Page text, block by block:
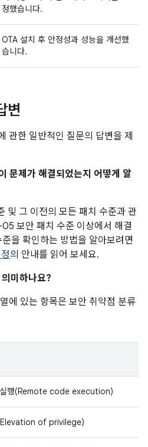
정했습니다.
OTA 설치 후 안정성과 성능을 개선했
습니다.
변
관한 일반적인 질문의 답변을 제
문제가 해결되었는지 어떻게 알
그 이전의 모든 패치 수준과 관
보안 패치 수준 이상에서 해결
을 확인하는 방법을 알아보려면
의 안내를 읽어 보세요.
미하나요?
에 있는 항목은 보안 취약점 분류
실행(Remote code execution)
of privilege)